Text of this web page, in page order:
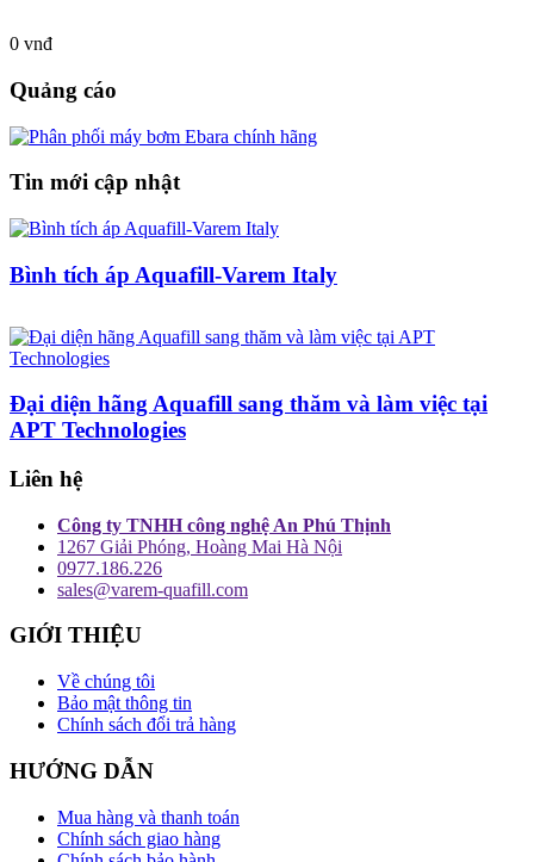
0 vnđ
Quảng cáo
Tin mới cập nhật
Bình tích áp Aquafill-Varem Italy
Đại diện hãng Aquafill sang thăm và làm việc tại
APT Technologies
Liên hệ
Công ty TNHH công nghệ An Phú Thịnh
1267 Giải Phóng, Hoàng Mai Hà Nội
0977.186.226
sales@varem-quafill.com
GIỚI THIỆU
Về chúng tôi
Bảo mật thông tin
Chính sách đổi trả hàng
HƯỚNG DẪN
Mua hàng và thanh toán
Chính sách giao hàng